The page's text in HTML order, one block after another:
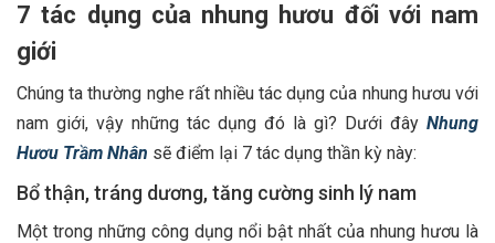
7 tác dụng của nhung hươu đối với nam
giới
Chúng ta thường nghe rất nhiều tác dụng của nhung hươu với
nam giới, vậy những tác dụng đó là gì? Dưới đây Nhung
Hươu Trầm Nhân sẽ điểm lại 7 tác dụng thần kỳ này:
Bổ thận, tráng dương, tăng cường sinh lý nam
Một trong những công dụng nổi bật nhất của nhung hươu là